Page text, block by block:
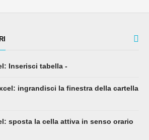
Inserisci tabella -
ingrandisci la finestra della cartella
sposta la cella attiva in senso orario